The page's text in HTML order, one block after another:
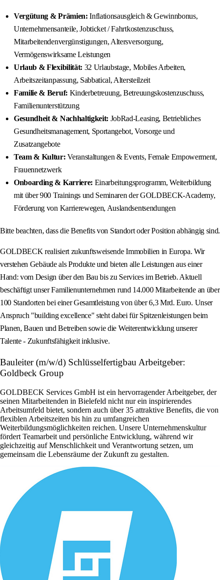
Vergütung & Prämien: Inflationsausgleich & Gewinnbonus,
Unternehmensanteile, Jobticket / Fahrtkostenzuschuss,
Mitarbeitendenvergünstigungen, Altersversorgung,
Vermögenswirksame Leistungen
Urlaub & Flexibilität: 32 Urlaubstage, Mobiles Arbeiten,
Arbeitszeitanpassung, Sabbatical, Altersteilzeit
Familie & Beruf: Kinderbetreuung, Betreuungskostenzuschuss,
Familienunterstützung
Gesundheit & Nachhaltigkeit: JobRad-Leasing, Betriebliches
Gesundheitsmanagement, Sportangebot, Vorsorge und
Zusatzangebote
Team & Kultur: Veranstaltungen & Events, Female Empowerment,
Frauennetzwerk
Onboarding & Karriere: Einarbeitungsprogramm, Weiterbildung
mit über 900 Trainings und Seminaren der GOLDBECK-Academy,
Förderung von Karrierewegen, Auslandsentsendungen
Bitte beachten, dass die Benefits von Standort oder Position abhängig sind.
GOLDBECK realisiert zukunftsweisende Immobilien in Europa. Wir
verstehen Gebäude als Produkte und bieten alle Leistungen aus einer
Hand: vom Design über den Bau bis zu Services im Betrieb. Aktuell
beschäftigt unser Familienunternehmen rund 14.000 Mitarbeitende an über
100 Standorten bei einer Gesamtleistung von über 6,3 Mrd. Euro. Unser
Anspruch "building excellence" steht dabei für Spitzenleistungen beim
Planen, Bauen und Betreiben sowie die Weiterentwicklung unserer
Talente - Zukunftsfähigkeit inklusive.
Bauleiter (m/w/d) Schlüsselfertigbau Arbeitgeber:
Goldbeck Group
GOLDBECK Services GmbH ist ein hervorragender Arbeitgeber, der
seinen Mitarbeitenden in Bielefeld nicht nur ein inspirierendes
Arbeitsumfeld bietet, sondern auch über 35 attraktive Benefits, die von
flexiblen Arbeitszeiten bis hin zu umfangreichen
Weiterbildungsmöglichkeiten reichen. Unsere Unternehmenskultur
fördert Teamarbeit und persönliche Entwicklung, während wir
gleichzeitig auf Menschlichkeit und Verantwortung setzen, um
gemeinsam die Lebensräume der Zukunft zu gestalten.